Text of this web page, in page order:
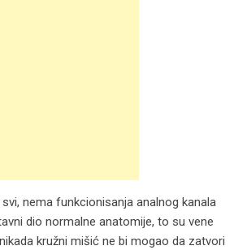
nema funkcionisanja analnog kanala
dio normalne anatomije, to su vene
kružni mišić ne bi mogao da zatvori